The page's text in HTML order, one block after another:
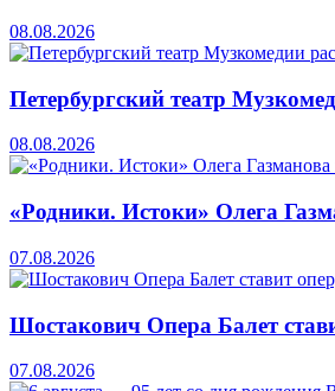
08.08.2026
Петербургский театр
08.08.2026
«Родники. Истоки» Олега
07.08.2026
Шостакович Опера Балет
07.08.2026